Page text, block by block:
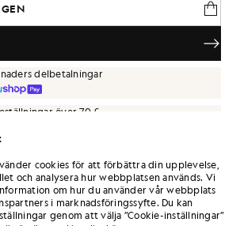
delbetalningar
över 70 £
många poäng! Få138-
köp.
REGISTRERA DIG
cookies för att förbättra din upplevelse,
och analysera hur webbplatsen används. Vi
om hur du använder vår webbplats
i marknadsföringssyfte. Du kan
genom att välja ”Cookie-inställningar”